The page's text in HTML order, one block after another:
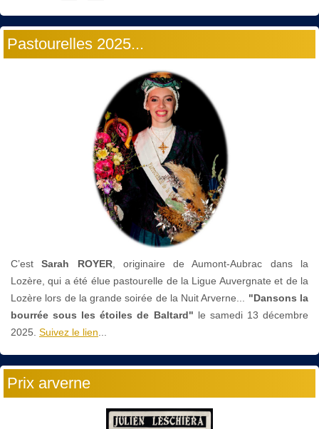
Pastourelles 2025...
C’estSarah ROYER, originaire de Aumont-Aubrac dans la
Lozère, qui a été élue pastourelle de la Ligue Auvergnate et de la
Lozère lors de la grande soirée de la Nuit Arverne... "Dansons la
bourrée sous les étoiles de Baltard" le samedi 13 décembre
2025. Suivez le lien...
Prix arverne